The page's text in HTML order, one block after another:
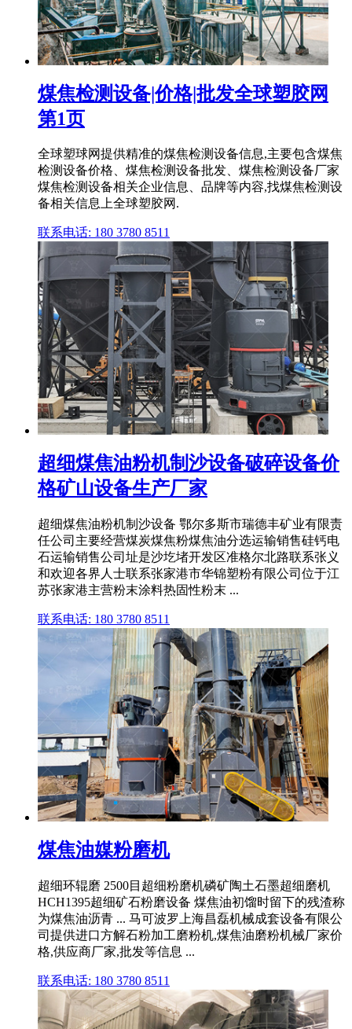
煤焦检测设备|价格|批发全球塑胶网
第1页
全球塑球网提供精准的煤焦检测设备信息,主要包含煤焦
检测设备价格、煤焦检测设备批发、煤焦检测设备厂家
煤焦检测设备相关企业信息、品牌等内容,找煤焦检测设
备相关信息上全球塑胶网.
联系电话: 180 3780 8511
超细煤焦油粉机制沙设备破碎设备价
格矿山设备生产厂家
超细煤焦油粉机制沙设备 鄂尔多斯市瑞德丰矿业有限责
任公司主要经营煤炭煤焦粉煤焦油分选运输销售硅钙电
石运输销售公司址是沙圪堵开发区准格尔北路联系张义
和欢迎各界人士联系张家港市华锦塑粉有限公司位于江
苏张家港主营粉末涂料热固性粉末 ...
联系电话: 180 3780 8511
煤焦油媒粉磨机
超细环辊磨 2500目超细粉磨机磷矿陶土石墨超细磨机
HCH1395超细矿石粉磨设备 煤焦油初馏时留下的残渣称
为煤焦油沥青 ... 马可波罗上海昌磊机械成套设备有限公
司提供进口方解石粉加工磨粉机,煤焦油磨粉机械厂家价
格,供应商厂家,批发等信息 ...
联系电话: 180 3780 8511